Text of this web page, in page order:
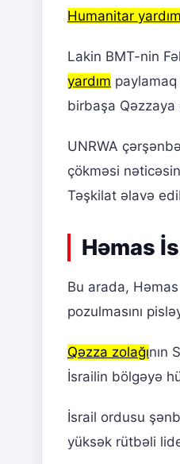
Humanitar yardım
Lakin BMT-nin
yardım
birbaşa Qəzzaya
UNRWA
çökməsi
Təşkilat əlavə
Həmas
Bu arada,
pozulmasını
Qəzza zolağının
İsrailin bölgəyə
İsrail ordusu
yüksək rütbəli